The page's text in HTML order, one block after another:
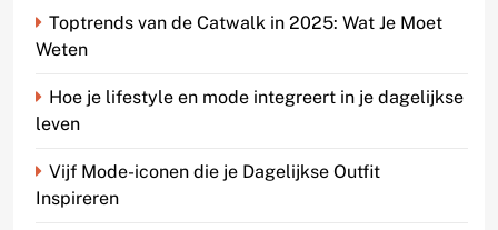
Toptrends van de Catwalk in 2025: Wat Je Moet
Weten
Hoe je lifestyle en mode integreert in je dagelijkse
leven
Vijf Mode-iconen die je Dagelijkse Outfit
Inspireren